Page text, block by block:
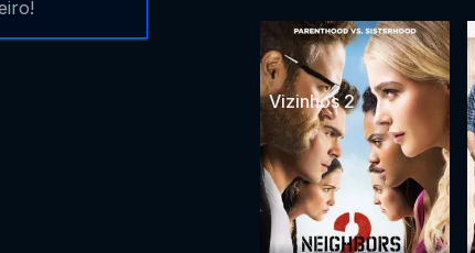
Vizinhos 2